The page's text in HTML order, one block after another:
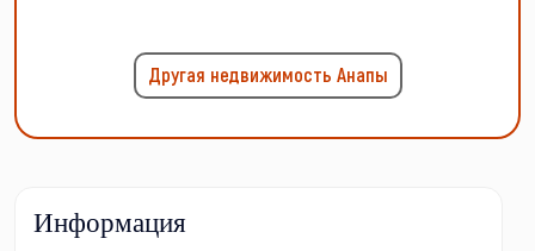
Другая недвижимость Анапы
Информация